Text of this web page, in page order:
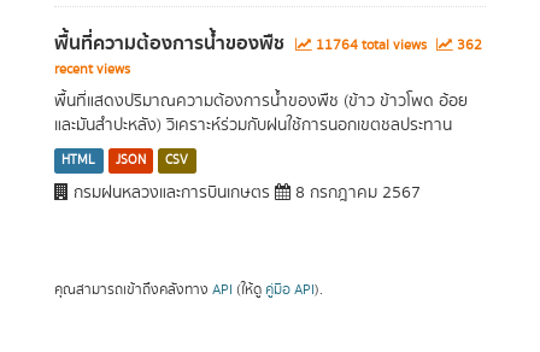
พื้นที่ความต้องการน้ำของพืช 11764 total views
362
recent views
พื้นที่แสดงปริมาณความต้องการน้ำของพืช (ข้าว ข้าวโพด อ้อย
และมันสำปะหลัง) วิเคราะห์ร่วมกับฝนใช้การนอกเขตชลประทาน
HTML JSON CSV
กรมฝนหลวงและการบินเกษตร 8 กรกฎาคม 2567
คุณสามารถเข้าถึงคลังทาง API (ให้ดู คู่มือ API).